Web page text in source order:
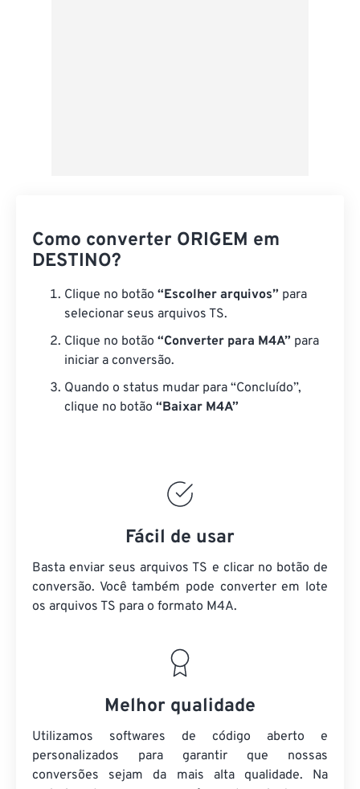
Como converter ORIGEM em
DESTINO?
Clique no botão “Escolher arquivos” para
selecionar seus arquivos TS.
Clique no botão “Converter para M4A” para
iniciar a conversão.
Quando o status mudar para “Concluído”,
clique no botão “Baixar M4A”
Fácil de usar
Basta enviar seus arquivos TS e clicar no botão de
conversão. Você também pode converter em lote
os arquivos TS para o formato M4A.
Melhor qualidade
Utilizamos softwares de código aberto e
personalizados para garantir que nossas
conversões sejam da mais alta qualidade. Na